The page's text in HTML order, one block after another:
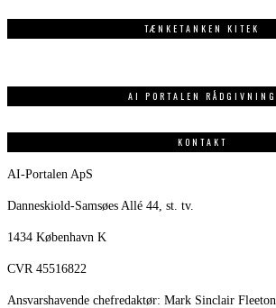
TÆNKETANKEN KITEK
AI PORTALEN RÅDGIVNING
KONTAKT
AI-Portalen ApS
Danneskiold-Samsøes Allé 44, st. tv.
1434 København K
CVR 45516822
Ansvarshavende chefredaktør: Mark Sinclair Fleeton